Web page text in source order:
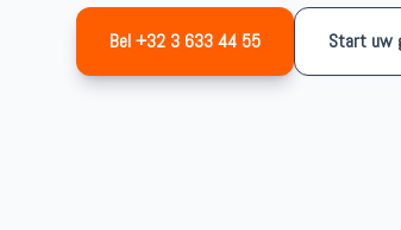
Bel +32 3 633 44 55 Start uw